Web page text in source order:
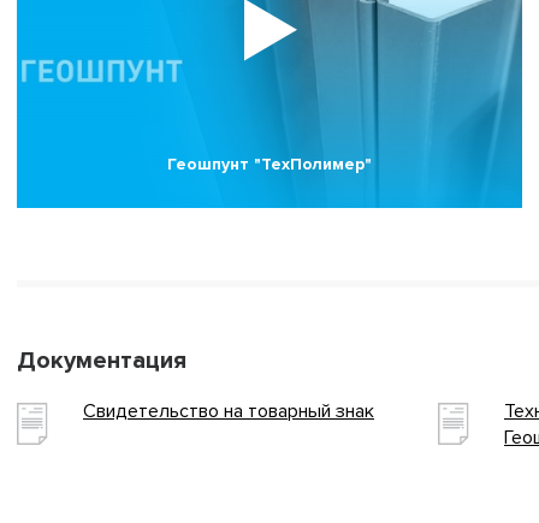
Геошпунт "ТехПолимер"
Документация
Свидетельство на товарный знак